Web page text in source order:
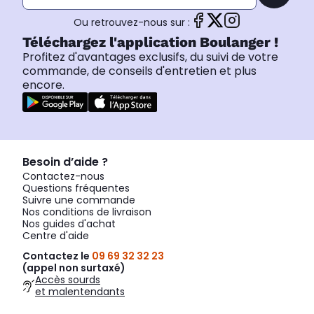
Ou retrouvez-nous sur :
Téléchargez l'application Boulanger !
Profitez d'avantages exclusifs, du suivi de votre
commande, de conseils d'entretien et plus
encore.
Besoin d’aide ?
Contactez-nous
Questions fréquentes
Suivre une commande
Nos conditions de livraison
Nos guides d'achat
Centre d'aide
Contactez le 09 69 32 32 23
(appel non surtaxé)
Accès sourds
et malentendants